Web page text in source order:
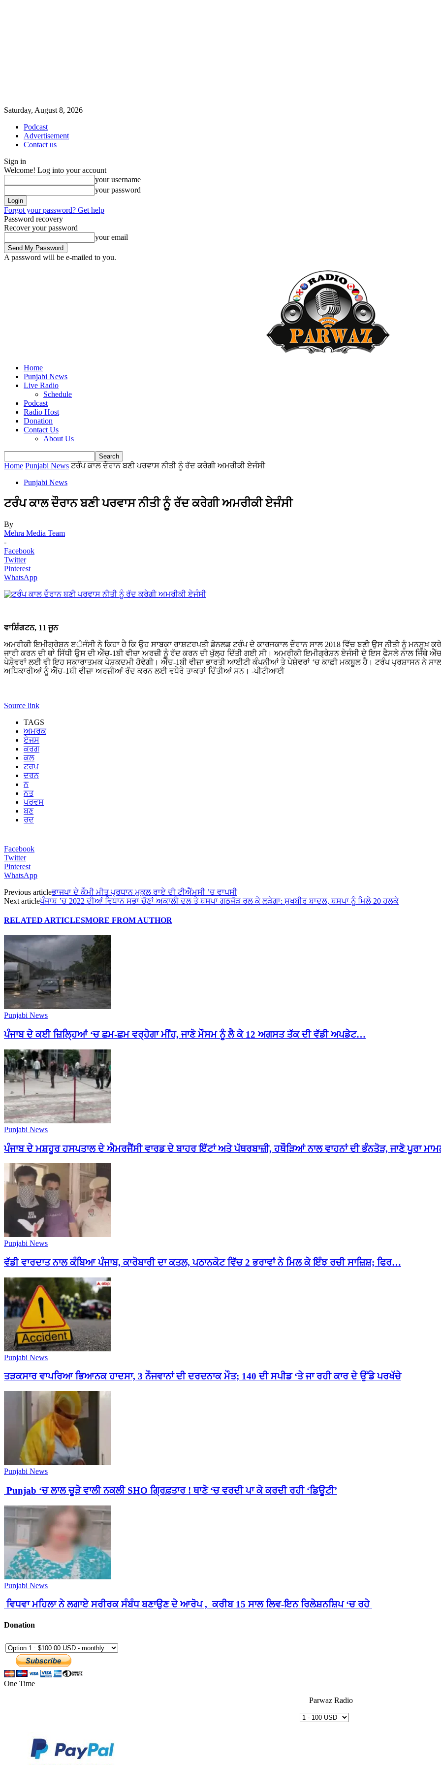
Saturday, August 8, 2026
Podcast
Advertisement
Contact us
Sign in
Welcome! Log into your account
your username
your password
Forgot your password? Get help
Password recovery
Recover your password
your email
A password will be e-mailed to you.
Home
Punjabi News
Live Radio
Schedule
Podcast
Radio Host
Donation
Contact Us
About Us
Home Punjabi News ਟਰੰਪ ਕਾਲ ਦੌਰਾਨ ਬਣੀ ਪਰਵਾਸ ਨੀਤੀ ਨੂੰ ਰੱਦ ਕਰੇਗੀ ਅਮਰੀਕੀ ਏਜੰਸੀ
Punjabi News
ਟਰੰਪ ਕਾਲ ਦੌਰਾਨ ਬਣੀ ਪਰਵਾਸ ਨੀਤੀ ਨੂੰ ਰੱਦ ਕਰੇਗੀ ਅਮਰੀਕੀ ਏਜੰਸੀ
By
Mehra Media Team
-
Facebook
Twitter
Pinterest
WhatsApp
ਵਾਸ਼ਿੰਗਟਨ, 11 ਜੂਨ
ਅਮਰੀਕੀ ਇਮੀਗ੍ਰੇਸ਼ਨ ੲੇਜੰਸੀ ਨੇ ਕਿਹਾ ਹੈ ਕਿ ਉਹ ਸਾਬਕਾ ਰਾਸ਼ਟਰਪਤੀ ਡੋਨਲਡ ਟਰੰਪ ਦੇ ਕਾਰਜਕਾਲ ਦੌਰਾਨ ਸਾਲ 2018 ਵਿੱਚ ਬਣੀ ਉਸ ਨੀਤੀ ਨੂੰ ਮਨਸੂਖ਼
ਜਾਰੀ ਕਰਨ ਦੀ ਥਾਂ ਸਿੱਧੀ ਉਸ ਦੀ ਐੱਚ-1ਬੀ ਵੀਜ਼ਾ ਅਰਜ਼ੀ ਨੂੰ ਰੱਦ ਕਰਨ ਦੀ ਖੁੱਲ੍ਹ ਦਿੱਤੀ ਗਈ ਸੀ। ਅਮਰੀਕੀ ਇਮੀਗ੍ਰੇਸ਼ਨ ਏਜੰਸੀ ਦੇ ਇਸ ਫੈਸਲੇ ਨਾਲ ਜਿੱਥੇ
ਪੇਸ਼ੇਵਰਾਂ ਲਈ ਵੀ ਇਹ ਸਕਾਰਾਤਮਕ ਪੇਸ਼ਕਦਮੀ ਹੋਵੇਗੀ। ਐੱਚ-1ਬੀ ਵੀਜ਼ਾ ਭਾਰਤੀ ਆਈਟੀ ਕੰਪਨੀਆਂ ਤੇ ਪੇਸ਼ੇਵਰਾਂ ‘ਚ ਕਾਫ਼ੀ ਮਕਬੂਲ ਹੈ। ਟਰੰਪ ਪ੍ਰਸ਼ਾਸਨ ਨੇ
ਅਧਿਕਾਰੀਆਂ ਨੂੰ ਐੱਚ-1ਬੀ ਵੀਜ਼ਾ ਅਰਜ਼ੀਆਂ ਰੱਦ ਕਰਨ ਲਈ ਵਧੇਰੇ ਤਾਕਤਾਂ ਦਿੱਤੀਆਂ ਸਨ। -ਪੀਟੀਆਈ
Source link
TAGS
ਅਮਰਕ
ਏਜਸ
ਕਰਗ
ਕਲ
ਟਰਪ
ਦਰਨ
ਨ
ਨਤ
ਪਰਵਸ
ਬਣ
ਰਦ
Facebook
Twitter
Pinterest
WhatsApp
Previous articleਭਾਜਪਾ ਦੇ ਕੌਮੀ ਮੀਤ ਪ੍ਰਧਾਨ ਮੁਕੁਲ ਰਾਏ ਦੀ ਟੀਐੱਮਸੀ ’ਚ ਵਾਪਸੀ
Next articleਪੰਜਾਬ ’ਚ 2022 ਦੀਆਂ ਵਿਧਾਨ ਸਭਾ ਚੋਣਾਂ ਅਕਾਲੀ ਦਲ ਤੇ ਬਸਪਾ ਗਠਜੋੜ ਰਲ ਕੇ ਲੜੇਗਾ: ਸੁਖਬੀਰ ਬਾਦਲ, ਬਸਪਾ ਨੂੰ ਮਿਲੇ 20 ਹਲਕੇ
RELATED ARTICLESMORE FROM AUTHOR
Punjabi News
ਪੰਜਾਬ ਦੇ ਕਈ ਜ਼ਿਲ੍ਹਿਆਂ ‘ਚ ਛਮ-ਛਮ ਵਰ੍ਹੇਗਾ ਮੀਂਹ, ਜਾਣੋ ਮੌਸਮ ਨੂੰ ਲੈ ਕੇ 12 ਅਗਸਤ ਤੱਕ ਦੀ ਵੱਡੀ ਅਪਡੇਟ…
Punjabi News
ਪੰਜਾਬ ਦੇ ਮਸ਼ਹੂਰ ਹਸਪਤਾਲ ਦੇ ਐਮਰਜੈਂਸੀ ਵਾਰਡ ਦੇ ਬਾਹਰ ਇੱਟਾਂ ਅਤੇ ਪੱਥਰਬਾਜ਼ੀ, ਹਥੌੜਿਆਂ ਨਾਲ ਵਾਹਨਾਂ ਦੀ ਭੰਨਤੋੜ, ਜਾਣੋ ਪੂਰਾ
Punjabi News
ਵੱਡੀ ਵਾਰਦਾਤ ਨਾਲ ਕੰਬਿਆ ਪੰਜਾਬ, ਕਾਰੋਬਾਰੀ ਦਾ ਕਤਲ, ਪਠਾਨਕੋਟ ਵਿੱਚ 2 ਭਰਾਵਾਂ ਨੇ ਮਿਲ ਕੇ ਇੰਝ ਰਚੀ ਸਾਜ਼ਿਸ਼; ਫਿਰ…
Punjabi News
ਤੜਕਸਾਰ ਵਾਪਰਿਆ ਭਿਆਨਕ ਹਾਦਸਾ, 3 ਨੌਜਵਾਨਾਂ ਦੀ ਦਰਦਨਾਕ ਮੌਤ; 140 ਦੀ ਸਪੀਡ ‘ਤੇ ਜਾ ਰਹੀ ਕਾਰ ਦੇ ਉੱਡੇ ਪਰਖੱਚੇ
Punjabi News
Punjab ‘ਚ ਲਾਲ ਚੂੜੇ ਵਾਲੀ ਨਕਲੀ SHO ਗ੍ਰਿਫ਼ਤਾਰ ! ਥਾਣੇ ‘ਚ ਵਰਦੀ ਪਾ ਕੇ ਕਰਦੀ ਰਹੀ ‘ਡਿਊਟੀ’
Punjabi News
ਵਿਧਵਾ ਮਹਿਲਾ ਨੇ ਲਗਾਏ ਸਰੀਰਕ ਸੰਬੰਧ ਬਣਾਉਣ ਦੇ ਆਰੋਪ , ਕਰੀਬ 15 ਸਾਲ ਲਿਵ-ਇਨ ਰਿਲੇਸ਼ਨਸ਼ਿਪ ‘ਚ ਰਹੇ
Donation
One Time
Parwaz Radio